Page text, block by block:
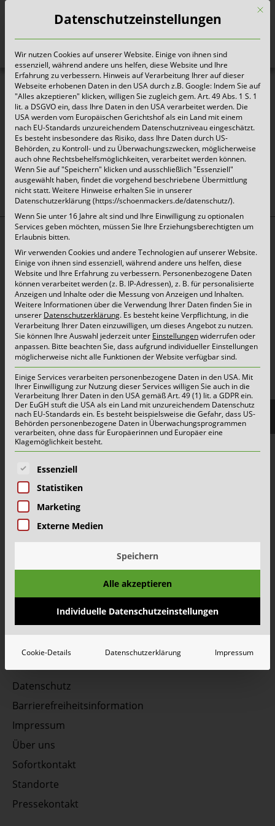
Heute für morgen sorgen
2021-05-04-Speisereste-unverpackt
oben
Top Themen:
Abfallarten
Container & Behälter
FAQ
Jobs&Karriere
onlinePORTALE
Reklamation & Services
Datenschutz
Barrierefreiheitsinformation
Impressum
Über uns
Sofortkontakt
Standorte
Pressekontakt
Aktuelles | Pressemitteilungen
Herzlich willkommen im Team Grün-Gelb!
Wertstoffhof Erkrath | Geänderte Öffnungszeiten
Wie Schönmackers die kommunale Entsorgung für
halb NRW organisiert
MehrAlle Meldungen
Unsere Social Media Kanäle - Vernetzen Sie sich
Mit
Datenschutzeinstellungen
Wir nutzen Cookies auf unserer Website. Einige von ihnen sind
essenziell, während andere uns helfen, diese Website und Ihre
Erfahrung zu verbessern. Hinweis auf Verarbeitung Ihrer auf dieser
Webseite erhobenen Daten in den USA durch z.B. Google: Indem Sie auf
"Alles akzeptieren" klicken, willigen Sie zugleich gem. Art. 49 Abs. 1 S. 1
lit. a DSGVO ein, dass Ihre Daten in den USA verarbeitet werden. Die
USA werden vom Europäischen Gerichtshof als ein Land mit einem
nach EU-Standards unzureichendem Datenschutzniveau eingeschätzt.
Es besteht insbesondere das Risiko, dass Ihre Daten durch US-
Behörden, zu Kontroll- und zu Überwachungszwecken, möglicherweise
auch ohne Rechtsbehelfsmöglichkeiten, verarbeitet werden können.
Wenn Sie auf "Speichern" klicken und ausschließlich "Essenziell"
ausgewählt haben, findet die vorgehend beschriebene Übermittlung
nicht statt. Weitere Hinweise erhalten Sie in unserer
Datenschutzerklärung (https://schoenmackers.de/datenschutz/).
Wenn Sie unter 16 Jahre alt sind und Ihre Einwilligung zu optionalen
Services geben möchten, müssen Sie Ihre Erziehungsberechtigten um
Erlaubnis bitten.
Wir verwenden Cookies und andere Technologien auf unserer Website.
Einige von ihnen sind essenziell, während andere uns helfen, diese
Website und Ihre Erfahrung zu verbessern. Personenbezogene Daten
können verarbeitet werden (z. B. IP-Adressen), z. B. für personalisierte
Anzeigen und Inhalte oder die Messung von Anzeigen und Inhalten.
Weitere Informationen über die Verwendung Ihrer Daten finden Sie in
unserer Datenschutzerklärung. Es besteht keine Verpflichtung, in die
Verarbeitung Ihrer Daten einzuwilligen, um dieses Angebot zu nutzen.
Sie können Ihre Auswahl jederzeit unter Einstellungenwiderrufen oder
anpassen. Bitte beachten Sie, dass aufgrund individueller Einstellungen
möglicherweise nicht alle Funktionen der Website verfügbar sind.
Einige Services verarbeiten personenbezogene Daten in den USA. Mit
Ihrer Einwilligung zur Nutzung dieser Services willigen Sie auch in die
Verarbeitung Ihrer Daten in den USA gemäß Art. 49 (1) lit. a GDPR ein.
Der EuGH stuft die USA als ein Land mit unzureichendem Datenschutz
nach EU-Standards ein. Es besteht beispielsweise die Gefahr, dass US-
Behörden personenbezogene Daten in Überwachungsprogrammen
verarbeiten, ohne dass für Europäerinnen und Europäer eine
Klagemöglichkeit besteht.
Es folgt eine Liste der Service-Gruppen, für die eine
Essenziell
Statistiken
Marketing
Externe Medien
Speichern
Alle akzeptieren
Individuelle Datenschutzeinstellungen
Cookie-Details Datenschutzerklärung Impressum